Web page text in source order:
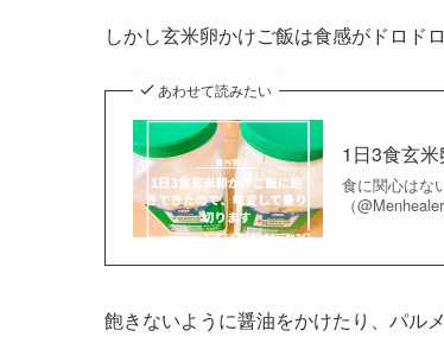
しかし玄米卵かけご飯は食感がドロド
あわせて読みたい
1日3食玄
食に関心はな
（
飽きないように醤油をかけたり、パル